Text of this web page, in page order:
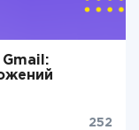
252